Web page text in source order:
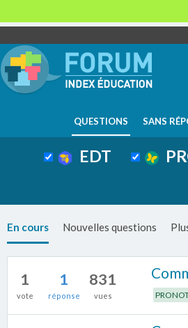
QUESTIONS SANS
EDT
En cours Nouvelles questions
1
vote
1
réponse
831
vues